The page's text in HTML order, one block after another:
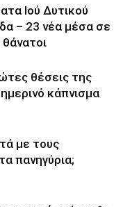
Ιού Δυτικού
– 23 νέα μέσα σε
θέσεις της
κάπνισμα
με τους
πανηγύρια;